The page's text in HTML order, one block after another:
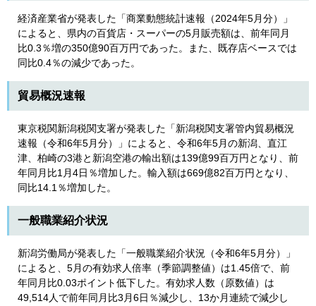
経済産業省が発表した「商業動態統計速報（2024年5月分）」
によると、県内の百貨店・スーパーの5月販売額は、前年同月
比0.3％増の350億90百万円であった。また、既存店ベースでは
同比0.4％の減少であった。
貿易概況速報
東京税関新潟税関支署が発表した「新潟税関支署管内貿易概況
速報（令和6年5月分）」によると、令和6年5月の新潟、直江
津、柏崎の3港と新潟空港の輸出額は139億99百万円となり、前
年同月比1月4日％増加した。輸入額は669億82百万円となり、
同比14.1％増加した。
一般職業紹介状況
新潟労働局が発表した「一般職業紹介状況（令和6年5月分）」
によると、5月の有効求人倍率（季節調整値）は1.45倍で、前
年同月比0.03ポイント低下した。有効求人数（原数値）は
49,514人で前年同月比3月6日％減少し、13か月連続で減少し